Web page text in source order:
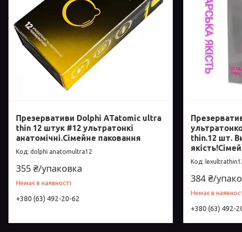
Презервативи Dolphi ATatomic ultra
thin 12 штук #12 ультратонкі
анатомічні.Сімейне паковання
dolphi anatomultra12
355 ₴/упаковка
Немає в наявності
+380 (63) 492-20-62
thin.12 шт.
384 ₴/
Немає в
+380 (63) 492-